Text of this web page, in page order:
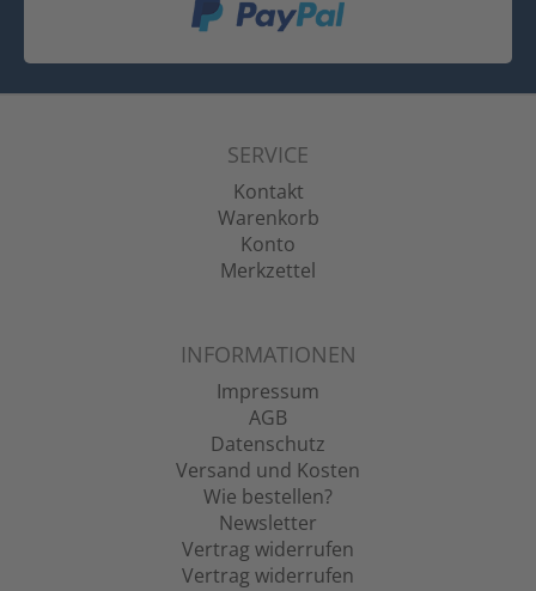
SERVICE
Kontakt
Warenkorb
Konto
Merkzettel
INFORMATIONEN
Impressum
AGB
Datenschutz
Versand und Kosten
Wie bestellen?
Newsletter
Vertrag widerrufen
Vertrag widerrufen